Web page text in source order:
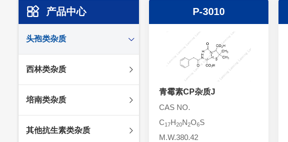
产品中心
头孢类杂质
头孢唑林杂质
西林类杂质
苯唑西林杂质
培南类杂质
其他抗生素类杂质
P-3010
青霉素CP杂质J
CAS NO.
C17H20N2O6S
M.W.380.42